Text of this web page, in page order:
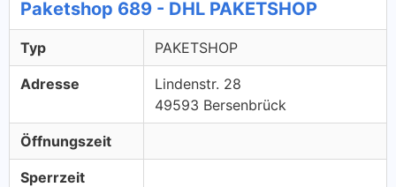
Paketshop 689 - DHL PAKETSHOP
Typ PAKETSHOP
Adresse
Lindenstr. 28
49593 Bersenbrück
Öffnungszeit
Sperrzeit